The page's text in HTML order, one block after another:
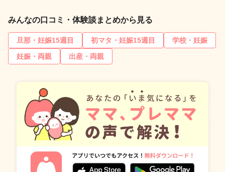
みんなの口コミ・体験談まとめから見る
旦那・妊娠15週目 初マタ・妊娠15週目
学校・妊娠
妊娠・両親
出産・両親